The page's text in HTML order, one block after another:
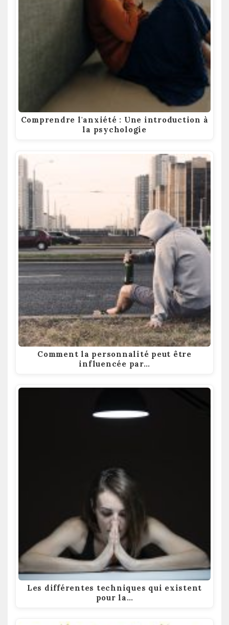
Comprendre l'anxiété : Une introduction à
la psychologie
Comment la personnalité peut être
influencée par…
Les différentes techniques qui existent
pour la…